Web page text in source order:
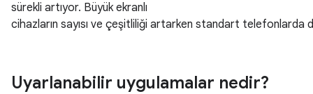
sürekli artıyor. Büyük ekranlı
cihazların sayısı ve çeşitliliği artarken standart telefonlarda
Uyarlanabilir uygulamalar nedir?